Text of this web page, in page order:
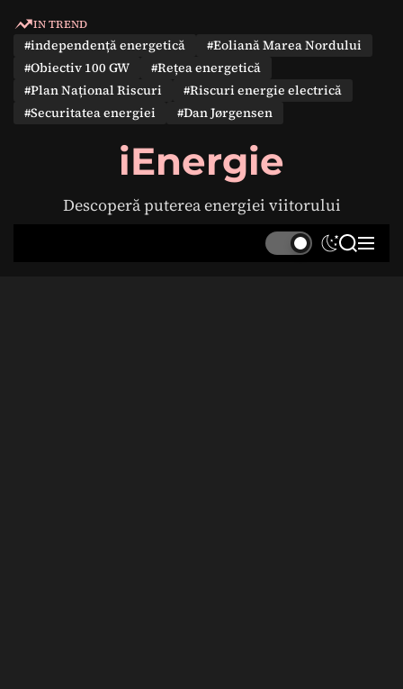
IN TREND
#independență energetică
#Eoliană Marea Nordului
#Obiectiv 100 GW
#Rețea energetică
#Plan Național Riscuri
#Riscuri energie electrică
#Securitatea energiei
#Dan Jørgensen
iEnergie
Descoperă puterea energiei viitorului
S
S M